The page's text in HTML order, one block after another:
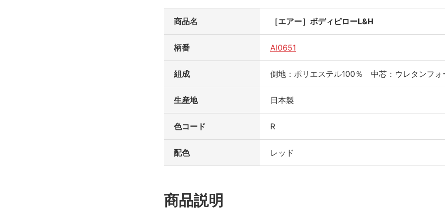
商品名 ［エアー］ボディピローL&H
柄番 AI0651
組成 側地：ポリエステル100％ 中芯：ウレタンフォ
生産地 日本製
色コード R
配色 レッド
商品説明